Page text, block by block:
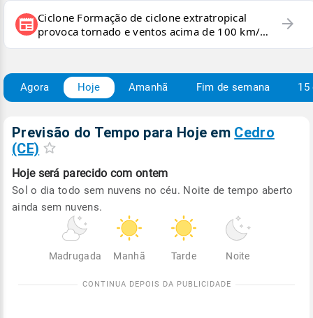
newspaper Ciclone Formação de ciclone extratropical
provoca tornado e ventos acima de 100 km/h
no RS
arrow_forward
Agora Hoje Amanhã Fim de semana 15
Previsão do Tempo para Hoje em Cedro
(CE)
Hoje será parecido com ontem
Sol o dia todo sem nuvens no céu. Noite de tempo aberto
ainda sem nuvens.
Madrugada Manhã Tarde Noite